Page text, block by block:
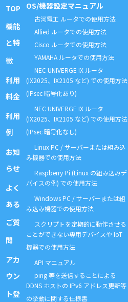
TOP
機能
と特
徴
利用
料金
利用
例
お知
らせ
よく
ある
ご質
問
アカ
ウン
ト登
OS/機器設定マニュアル
古河電工 ルータでの使用方法
Allied ルータでの使用方法
Cisco ルータでの使用方法
YAMAHA ルータでの使用方法
NEC UNIVERGE IX ルータ
(IX2025、IX2105 など) での使用方法
(IPsec 暗号化あり)
NEC UNIVERGE IX ルータ
(IX2025、IX2105 など) での使用方法
(IPsec 暗号化なし)
Linux PC / サーバーまたは組み込
み機器での使用方法
Raspberry Pi (Linux の組み込みデ
バイスの例) での使用方法
Windows PC / サーバーまたは組
み込み機器での使用方法
スクリプトを定期的に動作させる
ことができない専用デバイスや IoT
機器での使用方法
API マニュアル
ping 等を送信することによる
DDNS ホストの IPv6 アドレス更新等